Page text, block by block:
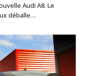
Audi A8. Le
déballe…